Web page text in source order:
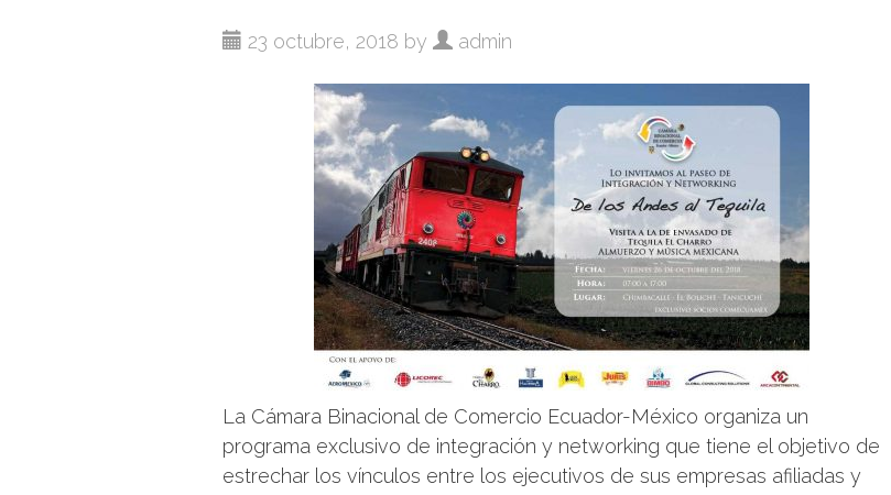
23 octubre, 2018 by admin
La Cámara Binacional de Comercio Ecuador-México organiza un
programa exclusivo de integración y networking que tiene el objetivo de
estrechar los vínculos entre los ejecutivos de sus empresas afiliadas y